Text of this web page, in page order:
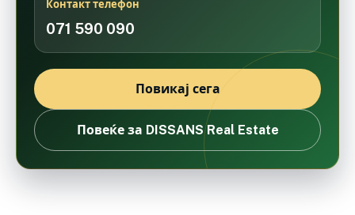
Контакт телефон
071 590 090
Повикај сега
Повеќе за DISSANS Real Estate